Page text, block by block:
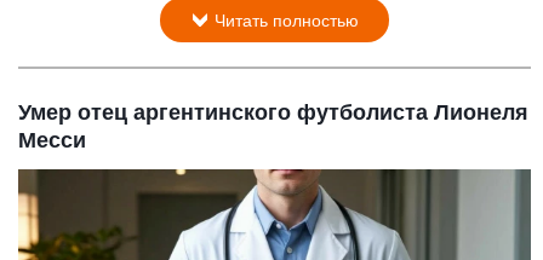
Читать полностью
Умер отец аргентинского футболиста Лионеля
Месси